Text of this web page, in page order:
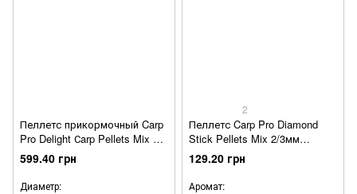
Пеллетс прикормочный Carp
Pro Delight Сarp Pellets Mix 3кг
4.5/8мм
599.40 грн
Диаметр:
2
Пеллетс Carp Pro Diamond
Stick Pellets Mix 2/3мм
Diamond Spice
129.20 грн
Аромат: